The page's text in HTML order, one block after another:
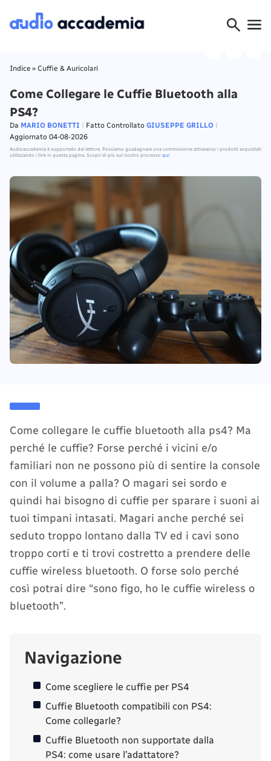
Indice » Cuffie & Auricolari
Come Collegare le Cuffie Bluetooth alla
PS4?
Da MARIO BONETTI Fatto Controllato GIUSEPPE GRILLO
Aggiornato 04-08-2026
Audioaccademia è supportato dal lettore. Possiamo guadagnare una commissione attraverso i prodotti acquistati
utilizzando i link in questa pagina. Scopri di più sul nostro processo qui
Come collegare le cuffie bluetooth alla ps4? Ma
perché le cuffie? Forse perché i vicini e/o
familiari non ne possono più di sentire la console
con il volume a palla? O magari sei sordo e
quindi hai bisogno di cuffie per sparare i suoni ai
tuoi timpani intasati. Magari anche perché sei
seduto troppo lontano dalla TV ed i cavi sono
troppo corti e ti trovi costretto a prendere delle
cuffie wireless bluetooth. O forse solo perché
così potrai dire “sono figo, ho le cuffie wireless o
bluetooth”.
Navigazione
Come scegliere le cuffie per PS4
Cuffie Bluetooth compatibili con PS4:
Come collegarle?
Cuffie Bluetooth non supportate dalla
PS4: come usare l’adattatore?